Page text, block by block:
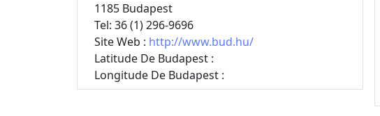
1185 Budapest
Tel: 36 (1) 296-9696
Site Web : http://www.bud.hu/
Latitude De Budapest :
Longitude De Budapest :